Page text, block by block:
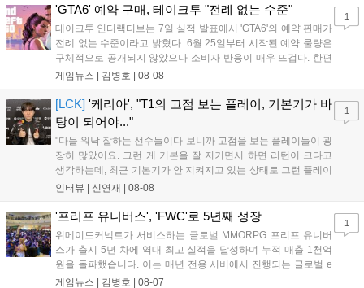
산의 영웅들 업데이트를 통해 정식 출시될 예정이다....
'GTA6' 예약 구매, 테이크투 "전례 없는 수준"
테이크투 인터랙티브는 7일 실적 발표에서 'GTA6'의 예약 판매가
전례 없는 수준이라고 밝혔다. 6월 25일부터 시작된 예약 물량은
구체적으로 공개되지 않았으나 소비자 반응이 매우 뜨겁다. 한편
11월 19일 PS5와 Xbox 시리즈 X|S로 정식 출시될 예정이며, 록
상 'Grand Theft Auto VI: An Extended Look'을 최초 공개할 계획
이다....
게임뉴스 | 김병호 | 08-08
1
[LCK] '케리아', "T1의 고점 보는 플레이, 기본기가 바
탕이 되어야..."
"다들 워낙 잘하는 선수들이다 보니까 고점을 보는 플레이들이 굉
장히 많았어요. 그런 게 기본을 잘 지키면서 하면 리턴이 크다고
생각하는데, 최근 기본기가 안 지켜지고 있는 상태로 그런 플레이
를 추구하다 보니까 팀적으로 안 좋은 사고가 계속 많이 났던 것
LoL 챔피언스 코리아(LCK)'...
인터뷰 | 신연재 | 08-08
1
'프리프 유니버스', 'FWC'로 5년째 성장
위메이드커넥트가 서비스하는 글로벌 MMORPG 프리프 유니버
스가 출시 5년 차에 역대 최고 실적을 달성하며 누적 매출 1천억
원을 돌파했습니다. 이는 매년 전용 서버에서 진행되는 글로벌 e
스포츠 대회 FWC의 영향이 큽니다. FWC는 이용자가 동일한 조
게임뉴스 | 김병호 | 08-07
1